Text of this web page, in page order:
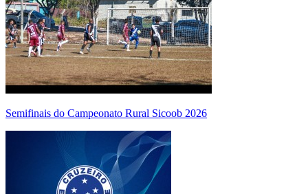
Semifinais do Campeonato Rural Sicoob 2026